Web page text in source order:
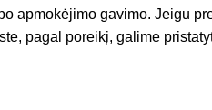
apmokėjimo gavimo. Jeigu
pagal poreikį, galime